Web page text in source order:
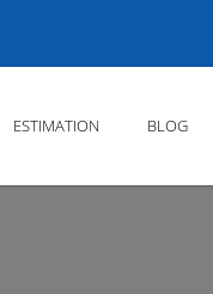
ESTIMATION BLOG